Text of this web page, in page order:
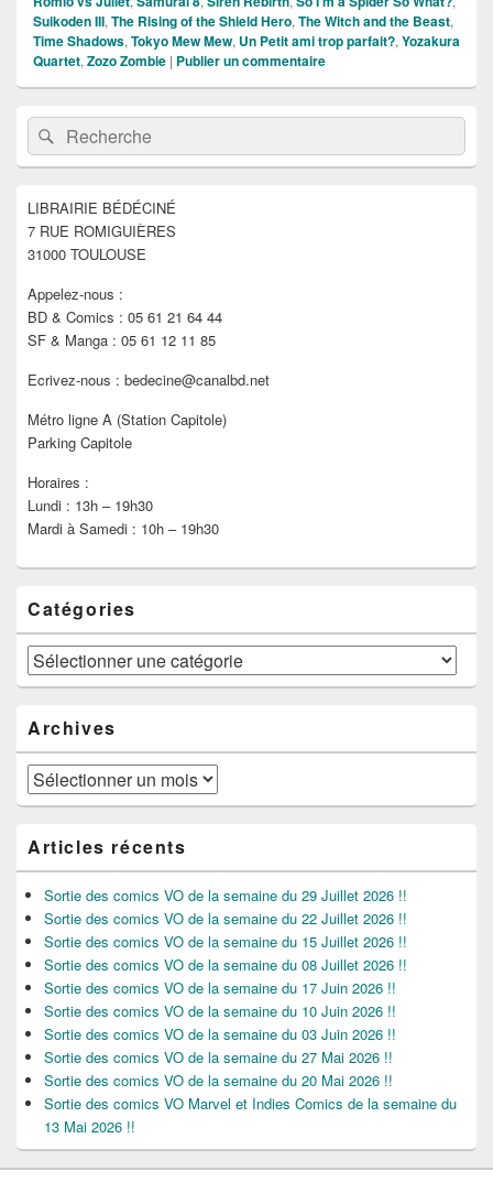
Suikoden III, The Rising of the Shield Hero, The Witch and the Beast,
Time Shadows, Tokyo Mew Mew, Un Petit ami trop parfait?, Yozakura
Quartet, Zozo Zombie | Publier un commentaire
Zone
principale
de
widget
barre
latérale
Recherche :Rechercher
LIBRAIRIE BÉDÉCINÉ
7 RUE ROMIGUIÈRES
31000 TOULOUSE
Appelez-nous :
BD & Comics : 05 61 21 64 44
SF & Manga : 05 61 12 11 85
Ecrivez-nous : bedecine@canalbd.net
Métro ligne A (Station Capitole)
Parking Capitole
Horaires :
Lundi : 13h – 19h30
Mardi à Samedi : 10h – 19h30
Catégories
Catégories
Archives
Archives
Articles récents
Sortie des comics VO de la semaine du 29 Juillet 2026 !!
Sortie des comics VO de la semaine du 22 Juillet 2026 !!
Sortie des comics VO de la semaine du 15 Juillet 2026 !!
Sortie des comics VO de la semaine du 08 Juillet 2026 !!
Sortie des comics VO de la semaine du 17 Juin 2026 !!
Sortie des comics VO de la semaine du 10 Juin 2026 !!
Sortie des comics VO de la semaine du 03 Juin 2026 !!
Sortie des comics VO de la semaine du 27 Mai 2026 !!
Sortie des comics VO de la semaine du 20 Mai 2026 !!
Sortie des comics VO Marvel et Indies Comics de la semaine du
13 Mai 2026 !!